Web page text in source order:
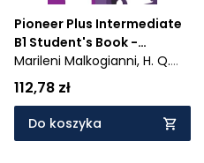
Pioneer Plus Intermediate
B1 Student's Book -
969/3/2019
Marileni Malkogianni, H. Q.
Mitchell
112,78 zł
Do koszyka